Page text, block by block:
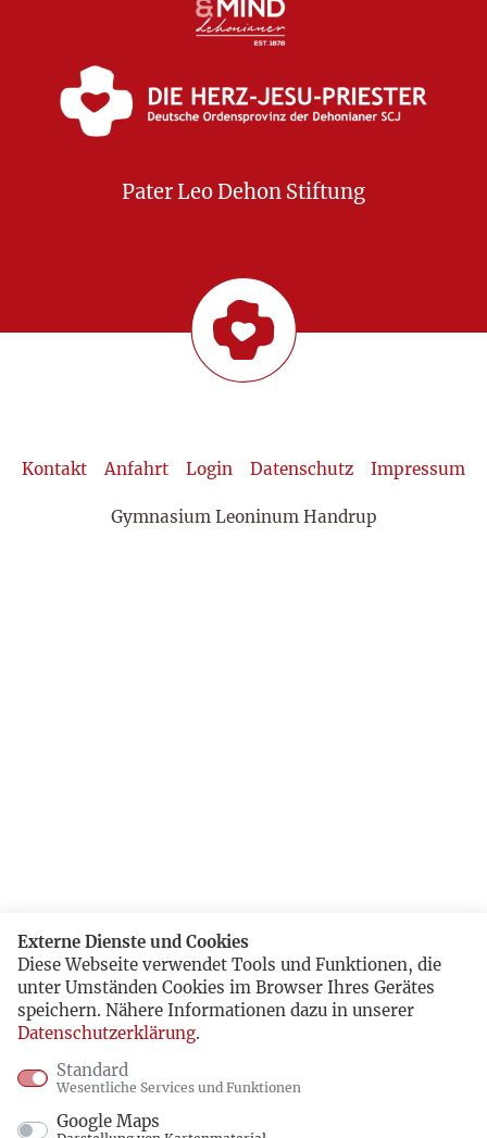
Pater Leo Dehon Stiftung
Kontakt Anfahrt Login Datenschutz Impressum
Gymnasium Leoninum Handrup
Externe Dienste und Cookies
Diese Webseite verwendet Tools und Funktionen, die
unter Umständen Cookies im Browser Ihres Gerätes
speichern. Nähere Informationen dazu in unserer
Datenschutzerklärung.
Standard
Wesentliche Services und Funktionen
Google Maps